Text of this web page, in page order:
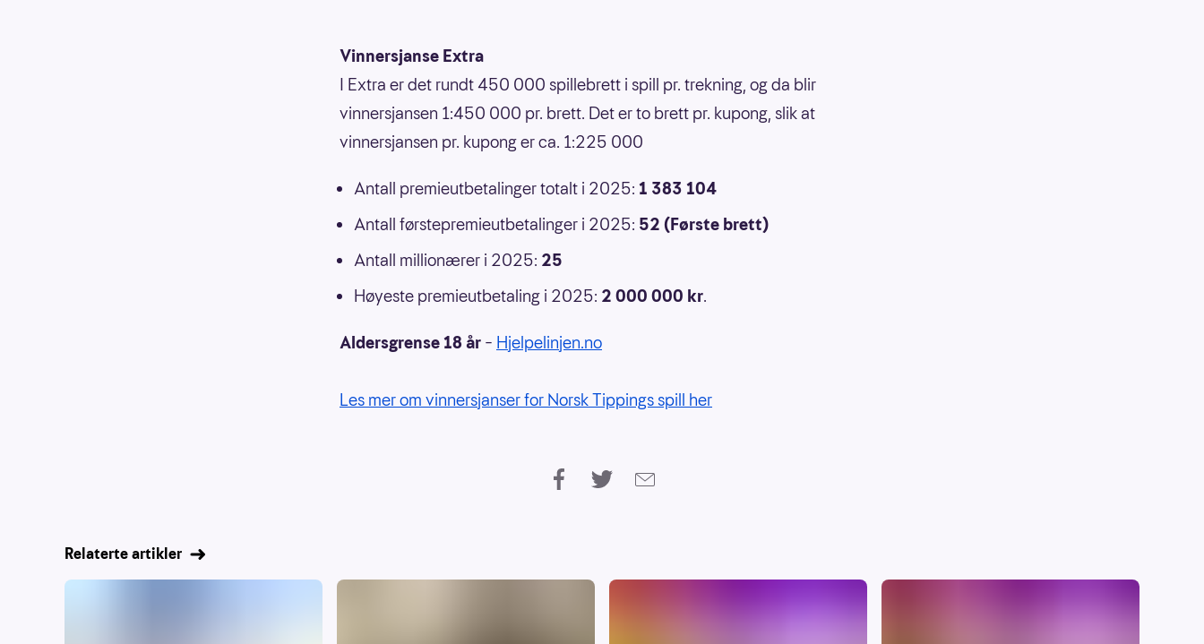
Vinnersjanse Extra
I Extra er det rundt 450 000 spillebrett i spill pr. trekning, og da blir
vinnersjansen 1:450 000 pr. brett. Det er to brett pr. kupong, slik at
vinnersjansen pr. kupong er ca. 1:225 000
Antall premieutbetalinger totalt i 2025: 1 383 104
Antall førstepremieutbetalinger i 2025: 52 (Første brett)
Antall millionærer i 2025: 25
Høyeste premieutbetaling i 2025: 2 000 000 kr.
Aldersgrense 18 år – Hjelpelinjen.no
Les mer om vinnersjanser for Norsk Tippings spill her
Relaterte artikler